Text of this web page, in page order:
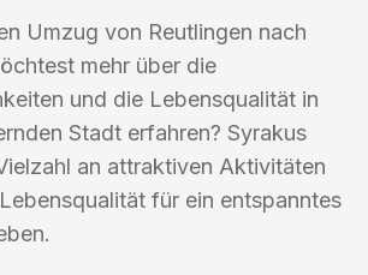
Umzug von Reutlingen nach
mehr über die
und die Lebensqualität in
Stadt erfahren? Syrakus
an attraktiven Aktivitäten
für ein entspanntes